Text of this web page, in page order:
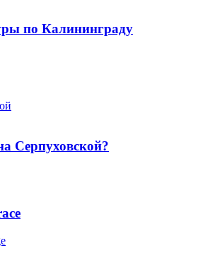
по Калининграду
Серпуховской?